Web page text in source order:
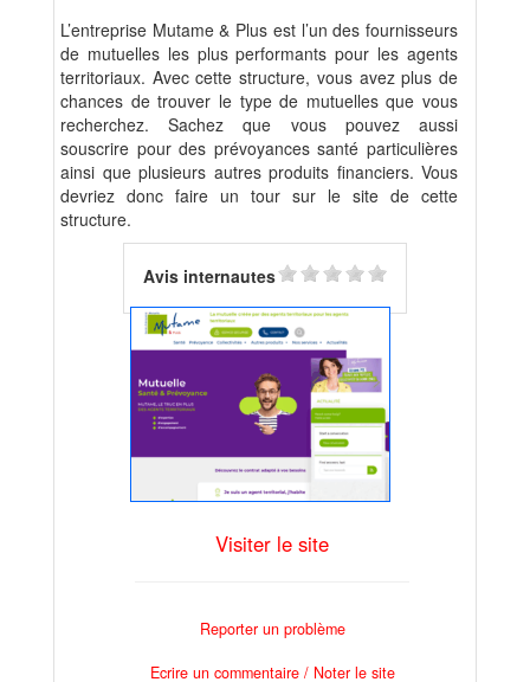
L’entreprise Mutame & Plus est l’un des fournisseurs
de mutuelles les plus performants pour les agents
territoriaux. Avec cette structure, vous avez plus de
chances de trouver le type de mutuelles que vous
recherchez. Sachez que vous pouvez aussi
souscrire pour des prévoyances santé particulières
ainsi que plusieurs autres produits financiers. Vous
devriez donc faire un tour sur le site de cette
structure.
Avis internautes
Visiter le site
Reporter un problème
Ecrire un commentaire / Noter le site